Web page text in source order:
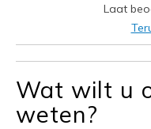
Need Break In
Beste toepassingen
Casual Wear
Laat
Wat wilt u
weten?